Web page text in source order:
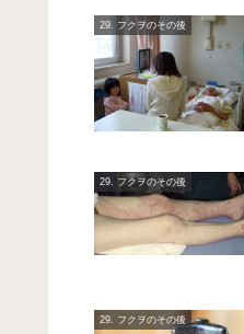
29. フクヲのその後
29. フクヲのその後
29. フクヲのその後